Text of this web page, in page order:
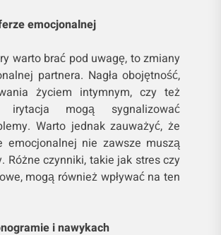
emocjonalnej
warto brać pod uwagę, to zmiany
partnera. Nagła obojętność,
życiem intymnym, czy też
irytacja mogą sygnalizować
Warto jednak zauważyć, że
emocjonalnej nie zawsze muszą
Różne czynniki, takie jak stres czy
mogą również wpływać na ten
i nawykach